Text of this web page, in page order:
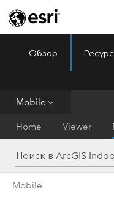
ArcGIS Indoors
Обзор
Mobile
Home Viewer
Mobile